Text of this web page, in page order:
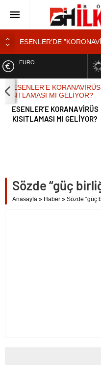
ESENLER’DE
Esenler’de Yaşayan
Feryadı
YOL KENARINDA
Tatilde Takirdağ’a Tatilci
ESENLER’E
ALTIN
BIST
DOLAR
ESENLER’DE ”KORONAVİRÜS
DENETİMİ”
Sözde “güç
Anasayfa » Haber » Sözde “güç